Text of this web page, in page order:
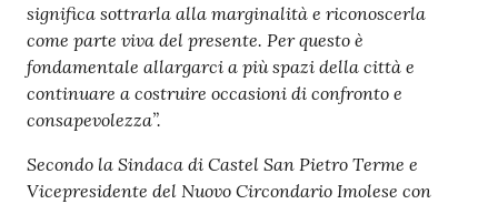
significa sottrarla alla marginalità e riconoscerla
come parte viva del presente. Per questo è
fondamentale allargarci a più spazi della città e
continuare a costruire occasioni di confronto e
consapevolezza”.
Secondo la Sindaca di Castel San Pietro Terme e
Vicepresidente del Nuovo Circondario Imolese con